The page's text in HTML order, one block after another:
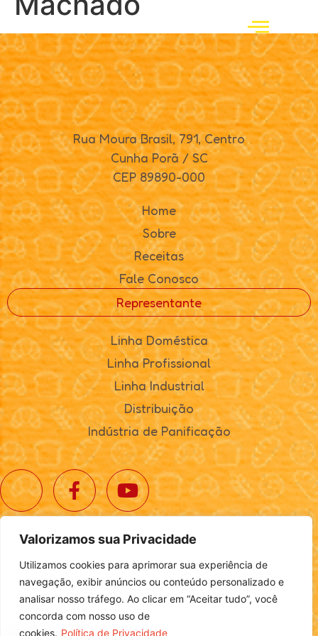
Valorizamos sua Privacidade
Utilizamos cookies para aprimorar sua experiência de
navegação, exibir anúncios ou conteúdo personalizado e
analisar nosso tráfego. Ao clicar em “Aceitar tudo”, você
concorda com nosso uso de
cookies. Política de Privacidade
Rua Moura Brasil, 791, Centro
Cunha Porã / SC
CEP 89890-000
Home
Sobre
Receitas
Fale Conosco
Representante
Linha Doméstica
Linha Profissional
Linha Industrial
Distribuição
Indústria de Panificação
© 2025. Realta Alimentos. Todos os direitos reservados.
Política de Privacidade|Definições de Cookies